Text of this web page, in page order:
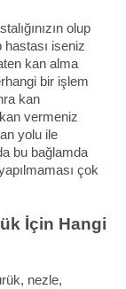
olup
hastası iseniz
kan alma
bir işlem
kan
vermeniz
yolu ile
bu bağlamda
çok
İçin Hangi
nezle,